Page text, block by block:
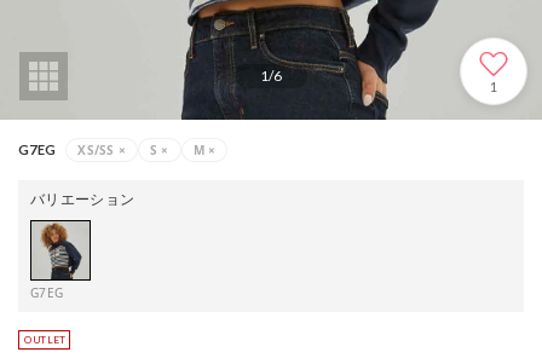
1/6
1
G7EG XS/SS × S × M ×
バリエーション
G7EG